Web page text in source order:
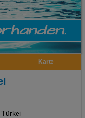
Karte
Türkei